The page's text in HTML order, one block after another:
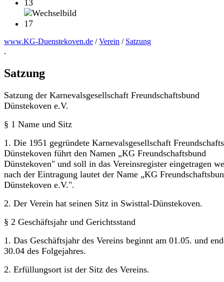
www.KG-Duenstekoven.de /Verein / Satzung
.
Satzung
Satzung der Karnevalsgesellschaft Freundschaftsbund
Dünstekoven e.V.
§ 1 Name und Sitz
1. Die 1951 gegründete Karnevalsgesellschaft
Dünstekoven führt den Namen „KG Freundschaftsbund
Dünstekoven" und soll in das Vereinsregister eingetragen
nach der Eintragung lautet der Name „KG
Dünstekoven e.V.".
2. Der Verein hat seinen Sitz in Swisttal-Dünstekoven.
§ 2 Geschäftsjahr und Gerichtsstand
1. Das Geschäftsjahr des Vereins beginnt am 01.05. und
30.04 des Folgejahres.
2. Erfüllungsort ist der Sitz des Vereins.